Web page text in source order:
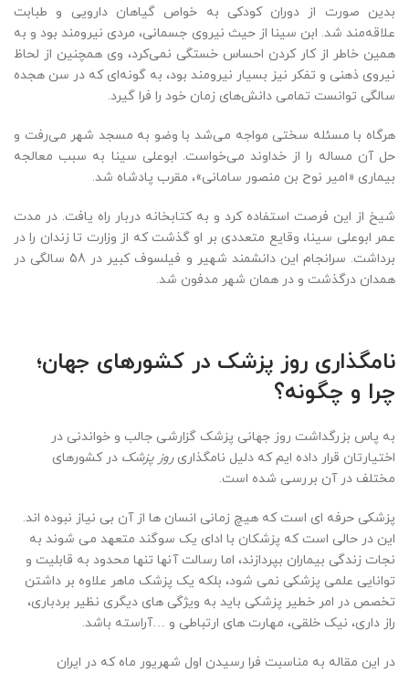
بدین صورت از دوران کودکی به خواص گیاهان دارویی و طبابت
علاقه‌مند شد. ابن سینا از حیث نیروی جسمانی، مردی نیرومند بود و به
همین خاطر از کار کردن احساس خستگی نمی‌کرد، وی همچنین از لحاظ
نیروی ذهنی و تفکر نیز بسیار نیرومند بود، به گونه‌ای که در سن هجده
سالگی توانست تمامی دانش‌های زمان خود را فرا گیرد.
هرگاه با مسئله سختی مواجه می‌شد با وضو به مسجد شهر می‏‌رفت و
حل آن مساله را از خداوند می‌‏خواست. ابوعلی سینا به سبب معالجه
بیماری «امیر نوح بن منصور سامانی»، مقرب پادشاه شد.
شیخ از این فرصت استفاده کرد و به کتابخانه دربار راه یافت. در مدت
عمر ابوعلی سینا، وقایع متعددی بر او گذشت که از وزارت تا زندان را در
برداشت. سرانجام این دانشمند شهیر و فیلسوف کبیر در 58 سالگی در
همدان درگذشت و در همان شهر مدفون شد.
نامگذاری روز پزشک در کشورهای جهان؛
چرا و چگونه؟
به پاس بزرگداشت روز جهانی پزشک گزارشی جالب و خواندنی در
اختیارتان قرار داده ایم که دلیل نامگذاریروز پزشک در کشورهای
مختلف در آن بررسی شده است.
پزشکی حرفه ای است که هیچ زمانی انسان ها از آن بی نیاز نبوده اند.
این در حالی است که پزشکان با ادای یک سوگند متعهد می شوند به
نجات زندگی بیماران بپردازند، اما رسالت آنها تنها محدود به قابلیت و
توانایی علمی پزشکی نمی شود، بلکه یک پزشک ماهر علاوه بر داشتن
تخصص در امر خطیر پزشکی باید به ویژگی های دیگری نظیر بردباری،
راز داری، نیک خلقی، مهارت های ارتباطی و …آراسته باشد.
در این مقاله به مناسبت فرا رسیدن اول شهریور ماه که در ایران